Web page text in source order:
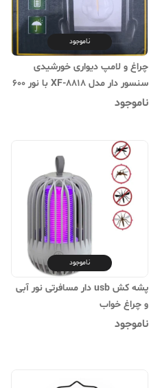
ناموجود
چراغ و لامپ دیواری خورشیدی
سنسور دار مدل XF-8818 با نور ۶۰۰
لومن و حسگر حرکتی
ناموجود
ناموجود
پشه کش usb دار مسافرتی نور آبی
و چراغ خواب
ناموجود